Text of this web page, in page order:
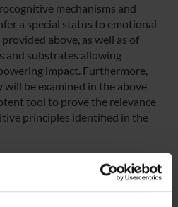
mechanisms and
a special status to emotional
above, as well as of
and substrates allowing
impact. Furthermore,
be examined in the above
tool to prove the relevance
principles identified in the